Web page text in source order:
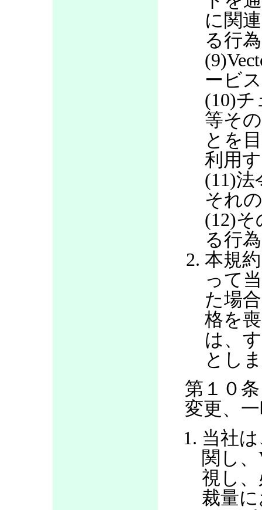
に関
る行
ービ
(10)
等そ
とを
利用
(11)
それ
(12)
る行
本規
って
た場
格を
は、
とし
第１０
変更、
当社
関し
視し
裁量